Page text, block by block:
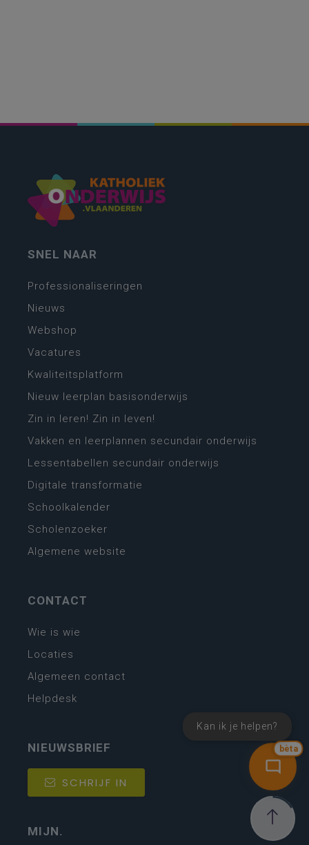
bèta
Kan ik je helpen?
SNEL NAAR
Professionaliseringen
Nieuws
Webshop
Vacatures
Kwaliteitsplatform
Nieuw leerplan basisonderwijs
Zin in leren! Zin in leven!
Vakken en leerplannen secundair onderwijs
Lessentabellen secundair onderwijs
Digitale transformatie
Schoolkalender
Scholenzoeker
Algemene website
CONTACT
Wie is wie
Locaties
Algemeen contact
Helpdesk
NIEUWSBRIEF
SCHRIJF IN
MIJN.